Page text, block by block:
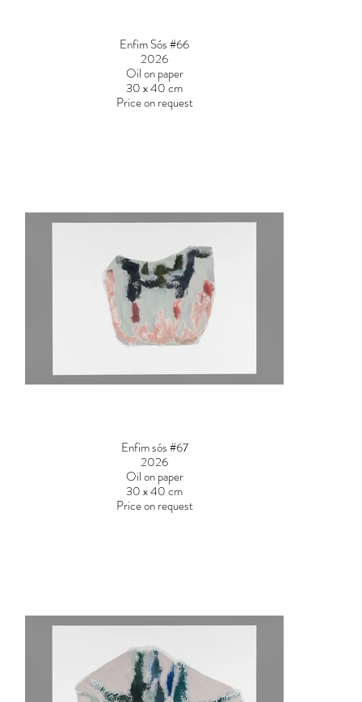
Enfim Sós #66
2026
Oil on paper
30 x 40 cm
Price on request
Enfim sós #67
2026
Oil on paper
30 x 40 cm
Price on request